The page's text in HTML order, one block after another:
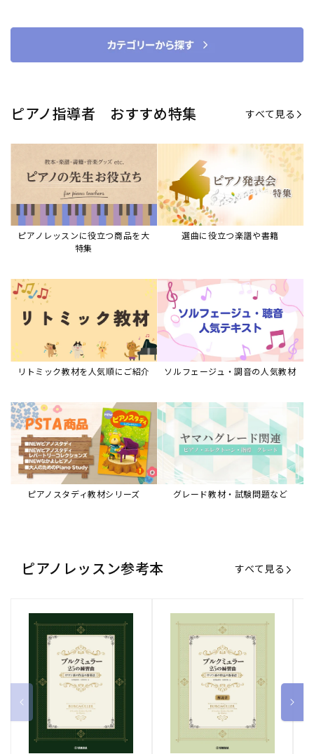
ピアノ指導者 おすすめ特集 すべて見る
ピアノレッスンに役立つ商品を大
特集
選曲に役立つ楽譜や書籍
リトミック教材を人気順にご紹介 ソルフェージュ・調音の人気教材
ピアノスタディ教材シリーズ グレード教材・試験問題など
ピアノレッスン参考本 すべて見る